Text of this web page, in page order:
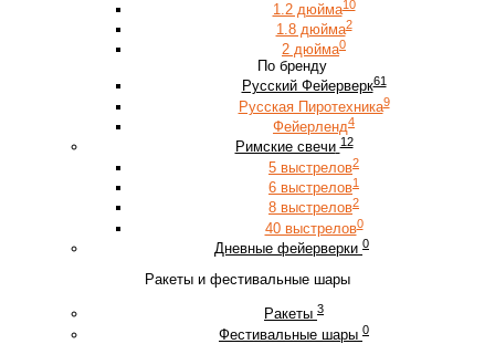
1.2 дюйма10
1.8 дюйма2
2 дюйма0
По бренду
Русский Фейерверк61
Русская Пиротехника9
Фейерленд4
Римские свечи 12
5 выстрелов2
6 выстрелов1
8 выстрелов2
40 выстрелов0
Дневные фейерверки 0
Ракеты и фестивальные шары
Ракеты 3
Фестивальные шары 0